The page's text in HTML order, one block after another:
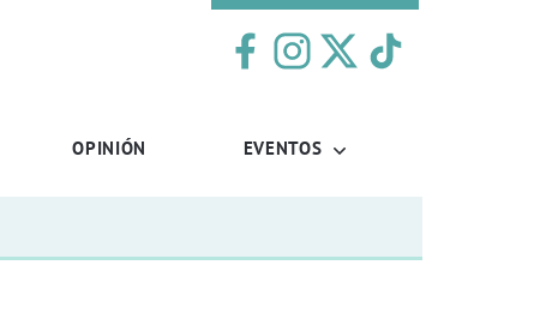
OPINIÓN EVENTOS